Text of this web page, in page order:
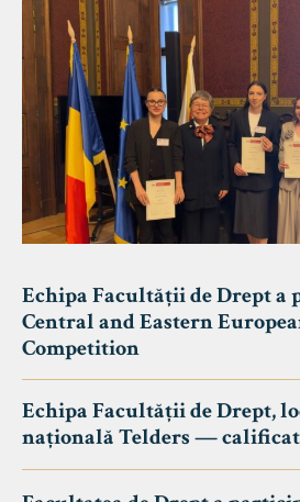
Echipa Facultății de Drept a
Central and Eastern
Competition
Echipa Facultății de Drept,
națională Telders —